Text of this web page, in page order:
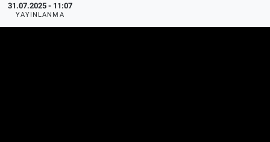
31.07.2025 - 11:07
YAYINLANMA
Tüm Manşetler